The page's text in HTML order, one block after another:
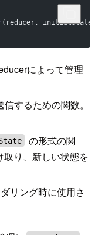
(reducer,
によって管理
するための関数。
の形式の関
り、新しい状態を
リング時に使用さ